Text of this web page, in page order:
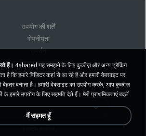
उपयोग की शर्तें
गोपनीयता
समर्थन
मेरी व्यक्तिगत जानकारी न बेचें
व्यक्तिगत जानकारी साझा न करें
हैं। 4shared यह समझने के लिए कुकीज़ और अन्य ट्रैकिंग
है कि हमारे विज़िटर कहां से आ रहे हैं और हमारी वेबसाइट पर
बनाता है। हमारी वेबसाइट का उपयोग करके, आप कुकीज़
हमारे उपयोग के लिए सहमति देते हैं। मेरी प्राथमिकताएं बदलें
मैं सहमत हूँ